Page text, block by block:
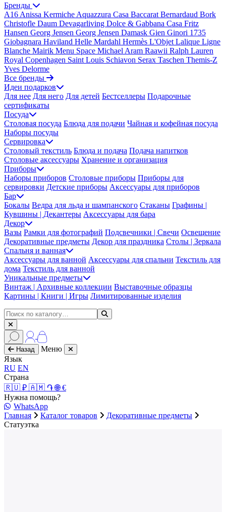
Бренды
A16 Anissa Kermiche Aquazzura Casa Baccarat Bernardaud Bork
Christofle Daum Devagarliving Dolce & Gabbana Casa Fritz
Hansen Georg Jensen Georg Jensen Damask Gien Ginori 1735
Giobagnara Haviland Helle Mardahl Hermès L'Objet Lalique Ligne
Blanche Mairik Menu Space Michael Aram Raawii Ralph Lauren
Royal Copenhagen Saint Louis Schiavon Serax Taschen Themis-Z
Yves Delorme
Все бренды
Идеи подарков
Для нее Для него Для детей Бестселлеры Подарочные
сертификаты
Посуда
Столовая посуда Блюда для подачи Чайная и кофейная посуда
Наборы посуды
Сервировка
Столовый текстиль Блюда и подача Подача напитков
Столовые аксессуары Хранение и организация
Приборы
Наборы приборов Столовые приборы Приборы для
сервировки Детские приборы Аксессуары для приборов
Бар
Бокалы Ведра для льда и шампанского Стаканы Графины |
Кувшины | Декантеры Аксессуары для бара
Декор
Вазы Рамки для фотографий Подсвечники | Свечи Освещение
Декоративные предметы Декор для праздника Столы | Зеркала
Спальня и ванная
Аксессуары для ванной Аксессуары для спальни Текстиль для
дома Текстиль для ванной
Уникальные предметы
Винтаж | Архивные коллекции Выставочные образцы
Картины | Книги | Игры Лимитированные изделия
Назад
Меню
Язык
RU EN
Страна
🇷🇺 ₽ 🇦🇲 ֏🌐 €
Нужна помощь?
WhatsApp
Главная
Каталог товаров
Декоративные предметы
Статуэтка